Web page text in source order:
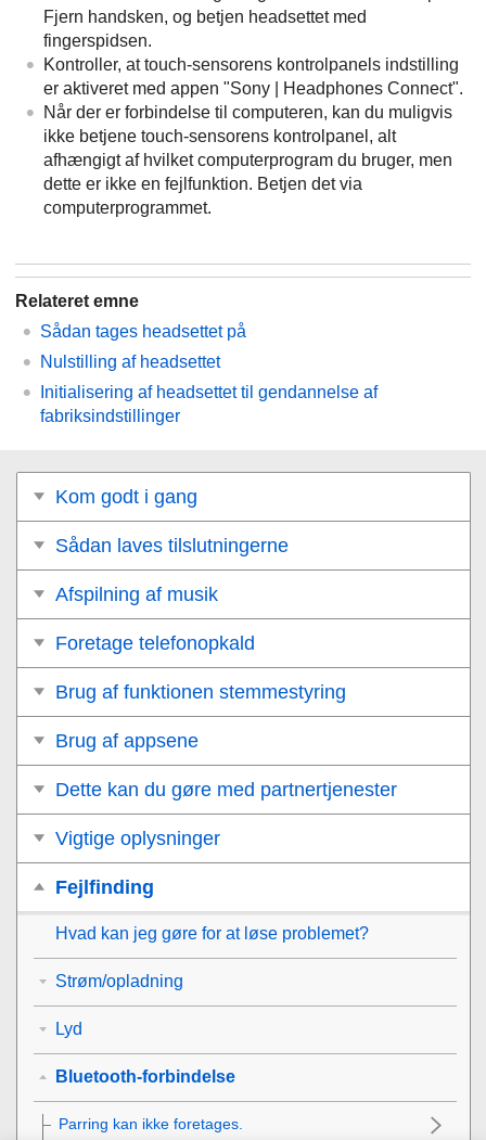
Fjern handsken, og betjen headsettet med
fingerspidsen.
Kontroller, at touch-sensorens kontrolpanels indstilling
er aktiveret med appen "Sony | Headphones Connect".
Når der er forbindelse til computeren, kan du muligvis
ikke betjene touch-sensorens kontrolpanel, alt
afhængigt af hvilket computerprogram du bruger, men
dette er ikke en fejlfunktion. Betjen det via
computerprogrammet.
Relateret emne
Sådan tages headsettet på
Nulstilling af headsettet
Initialisering af headsettet til gendannelse af
fabriksindstillinger
Kom godt i gang
Sådan laves tilslutningerne
Afspilning af musik
Foretage telefonopkald
Brug af funktionen stemmestyring
Brug af appsene
Dette kan du gøre med partnertjenester
Vigtige oplysninger
Fejlfinding
Hvad kan jeg gøre for at løse problemet?
Strøm/opladning
Lyd
Bluetooth-forbindelse
Parring kan ikke foretages.